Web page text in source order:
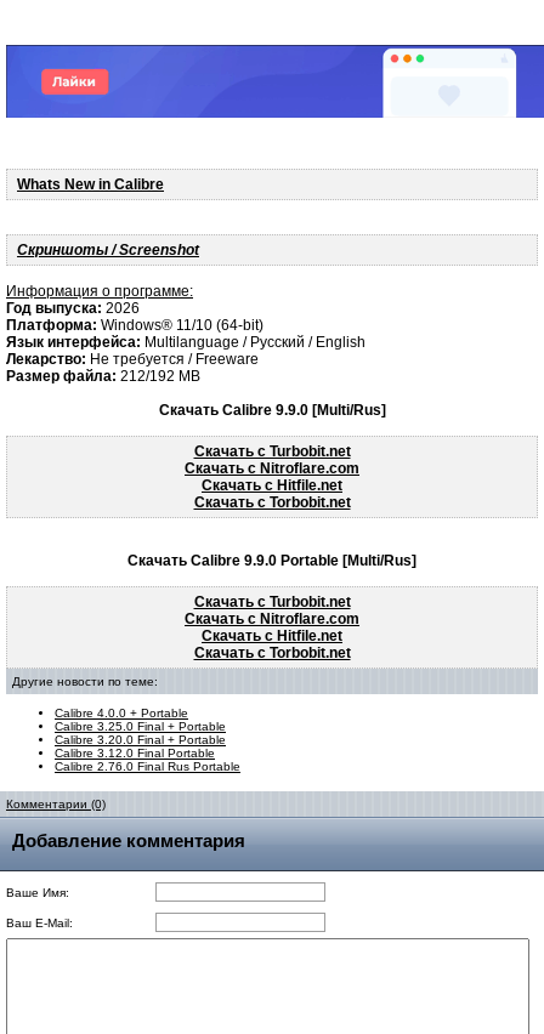
Whats New in Calibre
Скриншоты / Screenshot
Информация о программе:
Год выпуска: 2026
Платформа: Windows® 11/10 (64-bit)
Язык интерфейса: Multilanguage / Русский / English
Лекарство: Не требуется / Freeware
Размер файла: 212/192 MB
Скачать Calibre 9.9.0 [Multi/Rus]
Скачать с Turbobit.net
Скачать с Nitroflare.com
Скачать с Hitfile.net
Скачать с Torbobit.net
Скачать Calibre 9.9.0 Portable [Multi/Rus]
Скачать с Turbobit.net
Скачать с Nitroflare.com
Скачать с Hitfile.net
Скачать с Torbobit.net
Другие новости по теме:
Calibre 4.0.0 + Portable
Calibre 3.25.0 Final + Portable
Calibre 3.20.0 Final + Portable
Calibre 3.12.0 Final Portable
Calibre 2.76.0 Final Rus Portable
Комментарии (0)
Добавление комментария
Ваше Имя:
Ваш E-Mail: